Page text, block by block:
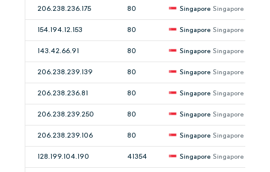
206.238.236.175 80 Singapore Singapore
154.194.12.153 80 Singapore Singapore
143.42.66.91 80 Singapore Singapore
206.238.239.139 80 Singapore Singapore
206.238.236.81 80 Singapore Singapore
206.238.239.250 80 Singapore Singapore
206.238.239.106 80 Singapore Singapore
128.199.104.190 41354 Singapore Singapore